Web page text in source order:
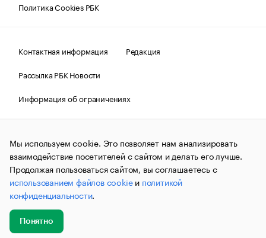
Политика Cookies РБК
Контактная информация
Редакция
Рассылка РБК Новости
Информация об ограничениях
Правовая информация
О соблюдении авторских прав
© АО «РОСБИЗНЕСКОНСАЛТИНГ»,1995–2026.Сообщения
и материалы информационного агентства «РБК»
(зарегистрировано Федеральной службой по надзору в сфере
связи, информационных технологий и массовых
коммуникаций (Роскомнадзор) 09.12.2015 за номером ИА
№ФС77-63848) сопровождаются пометкой «РБК». Отдельные
публикации могут содержать информацию,
не предназначенную для пользователей
до 18 лет.
Мы используем cookie. Это позволяет нам анализировать
взаимодействие посетителей с сайтом и делать его лучше.
Продолжая пользоваться сайтом, вы соглашаетесь с
использованием файлов cookieи политикой
конфиденциальности.
Понятно